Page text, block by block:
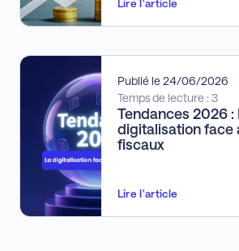
Lire l'article
Publié le 24/06/2026
Temps de lecture : 3
Tendances 2026 :
digitalisation face
fiscaux
Lire l'article